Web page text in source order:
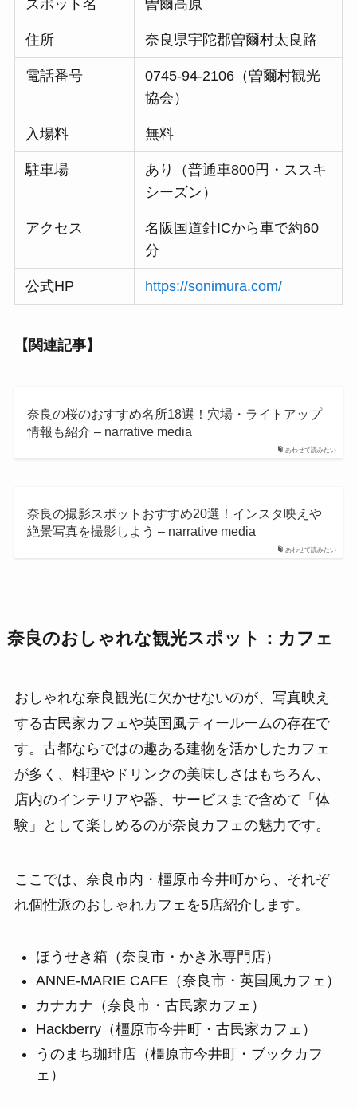
スポット名 曽爾高原
住所 奈良県宇陀郡曽爾村太良路
電話番号
0745-94-2106（曽爾村観光
協会）
入場料 無料
駐車場
あり（普通車800円・ススキ
シーズン）
アクセス
名阪国道針ICから車で約60
分
公式HP https://sonimura.com/
【関連記事】
あわせて読みたい
奈良の桜のおすすめ名所18選！穴場・ライトアップ
情報も紹介 – narrative media
あわせて読みたい
奈良の撮影スポットおすすめ20選！インスタ映えや
絶景写真を撮影しよう – narrative media
奈良のおしゃれな観光スポット：カフェ
おしゃれな奈良観光に欠かせないのが、写真映え
する古民家カフェや英国風ティールームの存在で
す。古都ならではの趣ある建物を活かしたカフェ
が多く、料理やドリンクの美味しさはもちろん、
店内のインテリアや器、サービスまで含めて「体
験」として楽しめるのが奈良カフェの魅力です。
ここでは、奈良市内・橿原市今井町から、それぞ
れ個性派のおしゃれカフェを5店紹介します。
ほうせき箱（奈良市・かき氷専門店）
ANNE-MARIE CAFE（奈良市・英国風カフェ）
カナカナ（奈良市・古民家カフェ）
Hackberry（橿原市今井町・古民家カフェ）
うのまち珈琲店（橿原市今井町・ブックカフ
ェ）